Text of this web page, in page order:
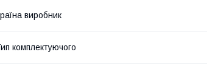
виробник
комплектуючого